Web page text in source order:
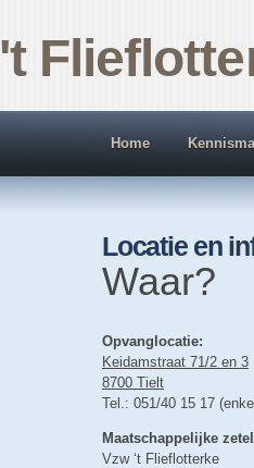
't
Home
Locatie en
Waar?
Opvanglocatie:
Keidamstraat 71/2 en 3
8700 Tielt
Tel.: 051/40 15 17
Maatschappelijke
Vzw ‘t Flieflotterke